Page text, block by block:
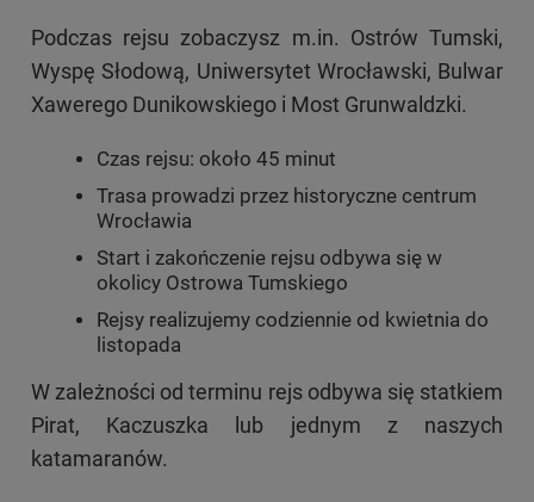
Podczas rejsu zobaczysz m.in. Ostrów Tumski,
Wyspę Słodową, Uniwersytet Wrocławski, Bulwar
Xawerego Dunikowskiego i Most Grunwaldzki.
Czas rejsu: około 45 minut
Trasa prowadzi przez historyczne centrum
Wrocławia
Start i zakończenie rejsu odbywa się w
okolicy Ostrowa Tumskiego
Rejsy realizujemy codziennie od kwietnia do
listopada
W zależności od terminu rejs odbywa się statkiem
Pirat, Kaczuszka lub jednym z naszych
katamaranów.